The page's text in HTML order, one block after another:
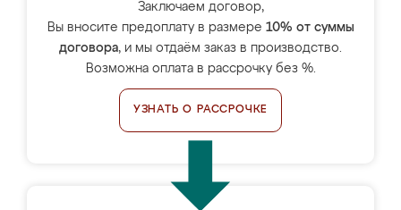
Заключаем договор,
Вы вносите предоплату в размере 10% от суммы
договора, и мы отдаём заказ в производство.
Возможна оплата в рассрочку без %.
УЗНАТЬ О РАССРОЧКЕ